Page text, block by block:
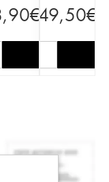
€49,50€